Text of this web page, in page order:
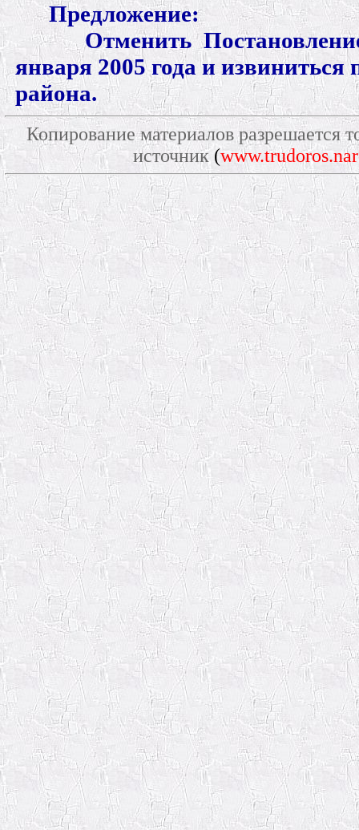
Предложение:
Отменить
января 2005 года и извиниться
района.
Копирование материалов разрешается
источник (